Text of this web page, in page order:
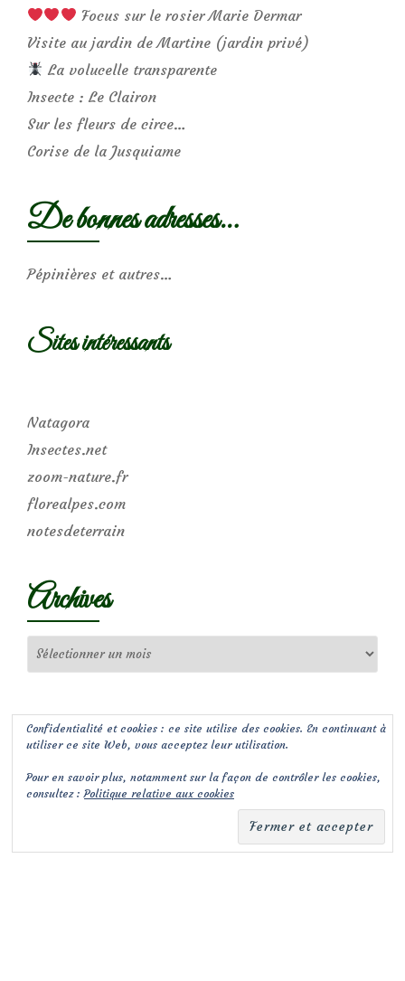
Focus sur le rosier Marie Dermar
Visite au jardin de Martine (jardin privé)
La volucelle transparente
Insecte : Le Clairon
Sur les fleurs de circe…
Corise de la Jusquiame
De bonnes adresses…
Pépinières et autres…
Sites intéressants
Natagora
Insectes.net
zoom-nature.fr
florealpes.com
notesdeterrain
Archives
Confidentialité et cookies : ce site utilise des cookies. En continuant à
utiliser ce site Web, vous acceptez leur utilisation.
Pour en savoir plus, notamment sur la façon de contrôler les cookies,
consultez :Politique relative aux cookies